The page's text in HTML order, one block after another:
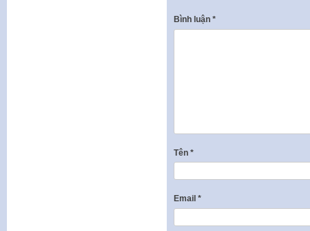
Bình luận *
Tên *
Email *